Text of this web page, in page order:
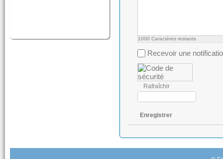
1000 Caractères restants
Recevoir une
Rafraîchir
Enregistrer